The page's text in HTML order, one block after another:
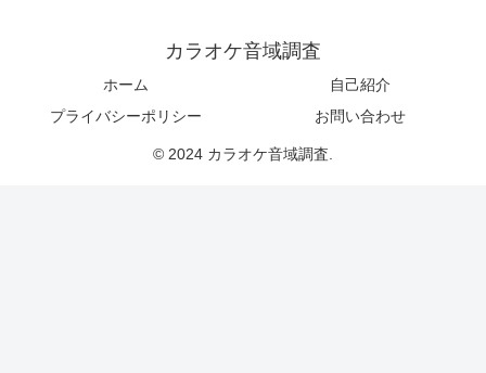
カラオケ音域調査
ホーム
自己紹介
プライバシーポリシー
お問い合わせ
© 2024 カラオケ音域調査.